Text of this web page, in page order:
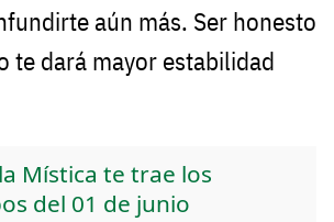
aún más. Ser honesto
te dará mayor estabilidad
Mística te trae los
del 01 de junio